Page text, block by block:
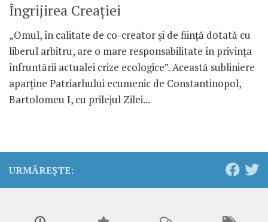
Îngrijirea Creației
„Omul, în calitate de co-creator și de ființă dotată cu
liberul arbitru, are o mare responsabilitate în privința
înfruntării actualei crize ecologice”. Această subliniere
aparține Patriarhului ecumenic de Constantinopol,
Bartolomeu I, cu prilejul Zilei...
URMĂREȘTE: